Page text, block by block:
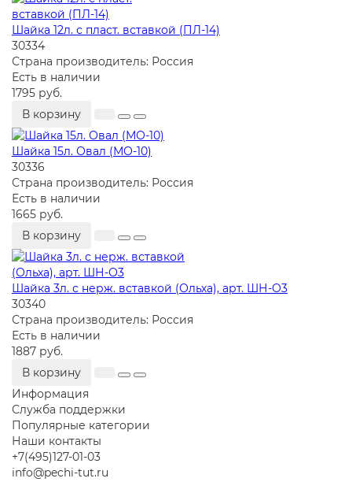
Шайка 12л. с пласт. вставкой (ПЛ-14)
30334
Страна производитель: Россия
Есть в наличии
1795 руб.
В корзину
Шайка 15л. Овал (МО-10)
30336
Страна производитель: Россия
Есть в наличии
1665 руб.
В корзину
Шайка 3л. с нерж. вставкой (Ольха), арт. ШН-О3
30340
Страна производитель: Россия
Есть в наличии
1887 руб.
В корзину
Информация
Служба поддержки
Популярные категории
Наши контакты
+7(495)127-01-03
info@pechi-tut.ru